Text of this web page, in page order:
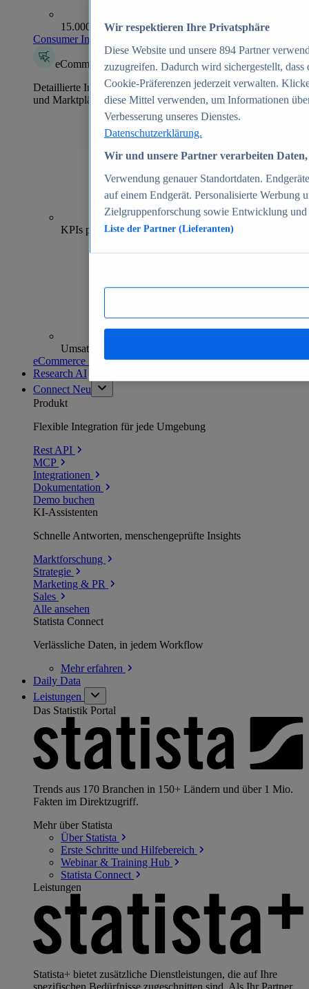
15.000+ Marken
Consumer Insights entdecken
eCommerce Insights
Detaillierte Informationen zu mehr als 39.000 Online-Shops
und Marktplätzen
70+
KPIs pro Shop
Umsatzanalysen und -prognosen
eCommerce Insights entdecken
Research AI
Connect Neu
Produkt
Flexible Integration für jede Umgebung
Rest API
MCP
Integrationen
Dokumentation
Demo buchen
KI-Assistenten
Schnelle Antworten, menschengeprüfte Insights
Marktforschung
Strategie
Marketing & PR
Sales
Alle ansehen
Statista Connect
Verlässliche Daten, in jedem Workflow
Mehrerfahren
Daily Data
Leistungen
Das Statistik Portal
Trends aus 170 Branchen in 150+ Ländern und über 1 Mio.
Fakten im Direktzugriff.
Mehr über Statista
Über Statista
Erste Schritte und Hilfebereich
Webinar & Training Hub
Statista Connect
Leistungen
Statista+ bietet zusätzliche Dienstleistungen, die auf Ihre
spezifischen Bedürfnisse zugeschnitten sind. Als Ihr Partner
Wir respektieren Ihre Privatsphäre
Diese Website und unsere 894 Partner
zuzugreifen. Dadurch wird sichergestellt,
Cookie-Präferenzen jederzeit verwalten.
diese Mittel verwenden, um Informationen
Verbesserung unseres Dienstes.
Datenschutzerklärung.
Wir und unsere Partner verarbeiten
Verwendung genauer Standortdaten.
auf einem Endgerät. Personalisierte Werbung
Zielgruppenforschung sowie Entwicklung
Liste der Partner (Lieferanten)